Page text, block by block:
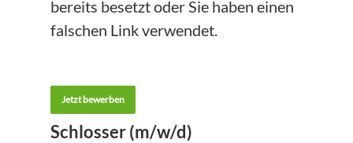
bereits besetzt oder Sie haben einen
falschen Link verwendet.
Jetzt bewerben
Schlosser (m/w/d)